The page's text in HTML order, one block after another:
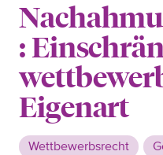
:
Eigenart
Wettbewerbsrecht